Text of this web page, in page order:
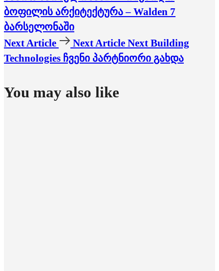
ბოფილის არქიტექტურა – Walden 7
ბარსელონაში
Next Article
Next Article Next Building
Technologies ჩვენი პარტნიორი გახდა
You may also like